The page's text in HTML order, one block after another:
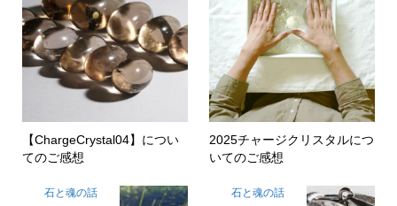
【ChargeCrystal04】につい
てのご感想
2025チャージクリスタルにつ
いてのご感想
石と魂の話 石と魂の話